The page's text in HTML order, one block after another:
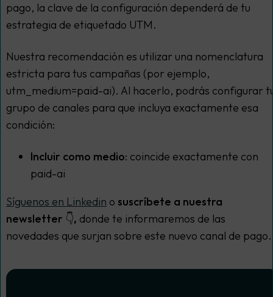
pago, la clave de la configuración dependerá de tu
estrategia de etiquetado UTM.
Nuestra recomendación es utilizar una nomenclatura
estricta para tus campañas (por ejemplo,
utm_medium=paid-ai). Al hacerlo, podrás configurar
grupo de canales para que incluya exactamente esa
condición:
Incluir como medio: coincide exactamente con
paid-ai
Síguenos en Linkedin o suscríbete a nuestra
newsletter 👇, donde te informaremos de las
novedades que surjan sobre este nuevo canal de pago.